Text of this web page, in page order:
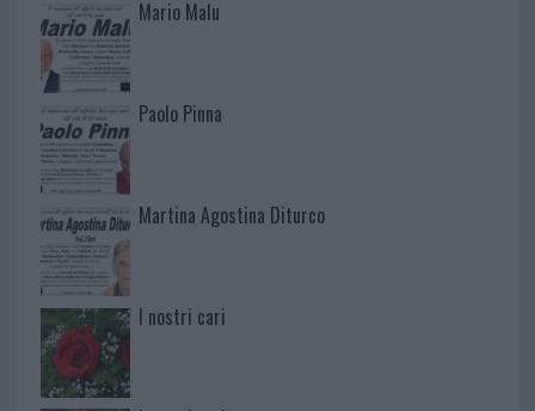
Mario Malu
Paolo Pinna
Martina Agostina Diturco
I nostri cari